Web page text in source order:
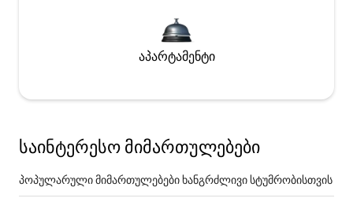
აპარტამენტი
საინტერესო მიმართულებები
პოპულარული მიმართულებები ხანგრძლივი სტუმრობისთვის